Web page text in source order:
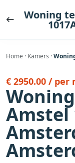
naar
Woning
Home · Kamers ·
€ 2950.00 / per
Amstel